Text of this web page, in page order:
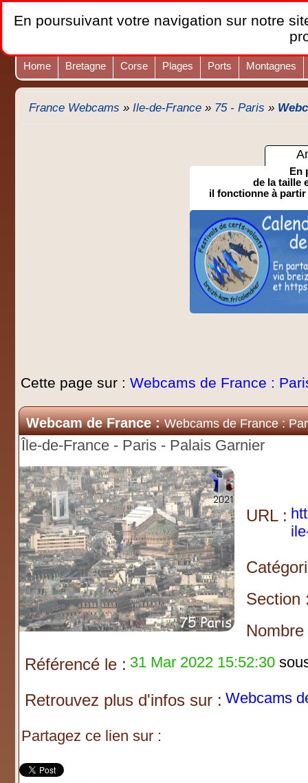
Home Bretagne Corse Plages Ports Montagnes
France Webcams » Ile-de-France » 75 - Paris »
En
de la taille
il fonctionne à partir
Cette page sur : Webcams de France :
Webcam de France :Webcams de France :
Île-de-France - Paris - Palais Garnier
URL :
Section
Référencé le : 31 Mar 2022 15:52:30
Retrouvez plus d'infos sur : Webcams
Partagez ce lien sur :
En poursuivant votre navigation sur notre